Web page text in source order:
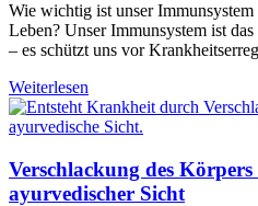
Wie wichtig ist unser
Leben? Unser Immunsystem ist
– es schützt uns vor
Weiterlesen
Verschlackung des
ayurvedischer Sicht